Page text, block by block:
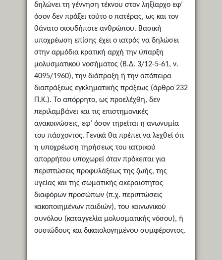
δηλώνει τη γέννηση τέκνου στον ληξίαρχο εφ’
όσον δεν πράξει τούτο ο πατέρας, ως και τον
θάνατο οιουδήποτε ανθρώπου. Βασική
υποχρέωση επίσης έχει ο ιατρός να δηλώσει
στην αρμόδια κρατική αρχή την ύπαρξη
μολυσματικού νοσήματος (Β.Δ. 3/12-5-61, ν.
4095/1960), την διάπραξη ή την απόπειρα
διαπράξεως εγκληματικής πράξεως (άρθρο 232
Π.Κ.). Το απόρρητο, ως προελέχθη, δεν
περιλαμβάνει και τις επιστημονικές
ανακοινώσεις, εφ’ όσον τηρείται η ανωνυμία
του πάσχοντος. Γενικά θα πρέπει να λεχθεί ότι
η υποχρέωση τηρήσεως του ιατρικού
απορρήτου υποχωρεί όταν πρόκειται για
περιπτώσεις προφυλάξεως της ζωής, της
υγείας και της σωματικής ακεραιότητας
διαφόρων προσώπων (π.χ. περιπτώσεις
κακοποιημένων παιδιών), του κοινωνικού
συνόλου (καταγγελία μολυσματικής νόσου), ή
ουσιώδους και δικαιολογημένου συμφέροντος.